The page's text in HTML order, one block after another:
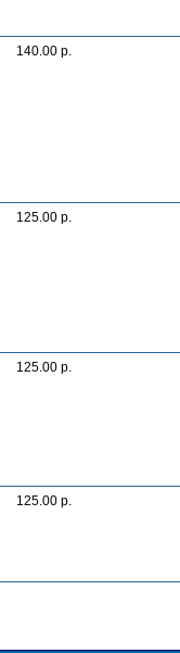
140.00 р.
125.00 р.
125.00 р.
125.00 р.